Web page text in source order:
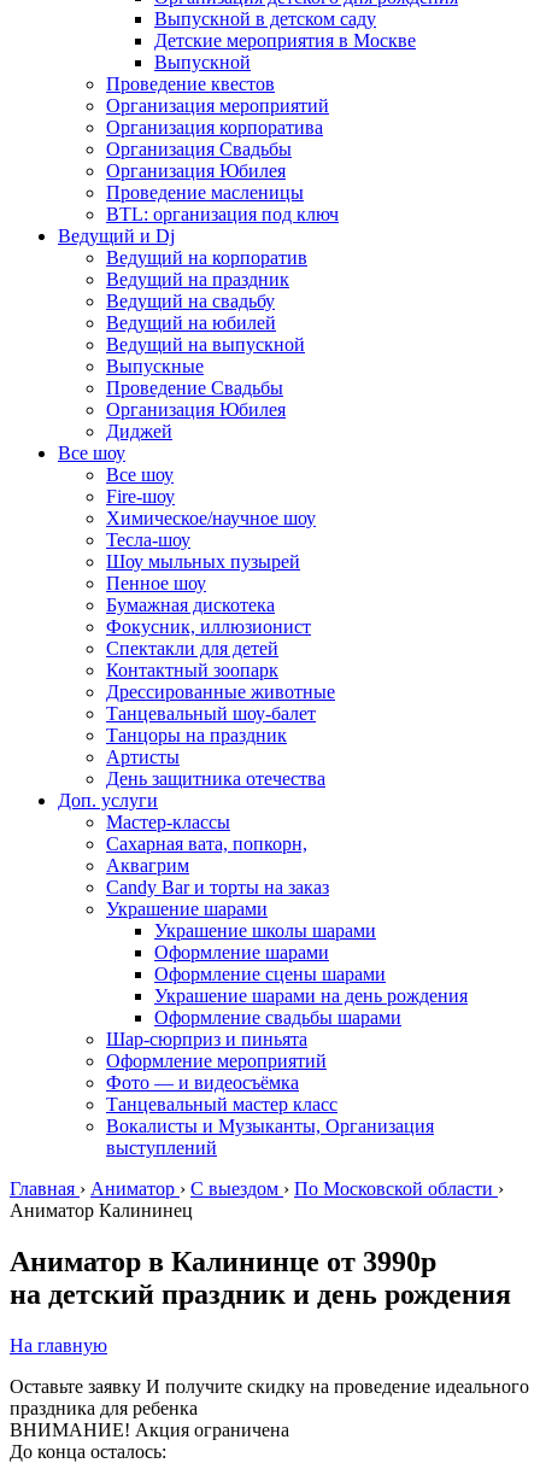
Выпускной в детском саду
Детские мероприятия в Москве
Выпускной
Проведение квестов
Организация мероприятий
Организация корпоратива
Организация Свадьбы
Организация Юбилея
Проведение масленицы
BTL: организация под ключ
Ведущий и Dj
Ведущий на корпоратив
Ведущий на праздник
Ведущий на свадьбу
Ведущий на юбилей
Ведущий на выпускной
Выпускные
Проведение Свадьбы
Организация Юбилея
Диджей
Все шоу
Все шоу
Fire-шоу
Химическое/научное шоу
Тесла-шоу
Шоу мыльных пузырей
Пенное шоу
Бумажная дискотека
Фокусник, иллюзионист
Спектакли для детей
Контактный зоопарк
Дрессированные животные
Танцевальный шоу-балет
Танцоры на праздник
Артисты
День защитника отечества
Доп. услуги
Мастер-классы
Сахарная вата, попкорн,
Аквагрим
Candy Bar и торты на заказ
Украшение шарами
Украшение школы шарами
Оформление шарами
Оформление сцены шарами
Украшение шарами на день рождения
Оформление свадьбы шарами
Шар-сюрприз и пиньята
Оформление мероприятий
Фото — и видеосъёмка
Танцевальный мастер класс
Вокалисты и Музыканты, Организация
выступлений
Главная › Аниматор › С выездом › По Московской области ›
Аниматор Калининец
Аниматор в Калининце от 3990р
на детский праздник и день рождения
На главную
Оставьте заявку И получите скидку на проведение идеального
праздника для ребенка
ВНИМАНИЕ! Акция ограничена
До конца осталось: